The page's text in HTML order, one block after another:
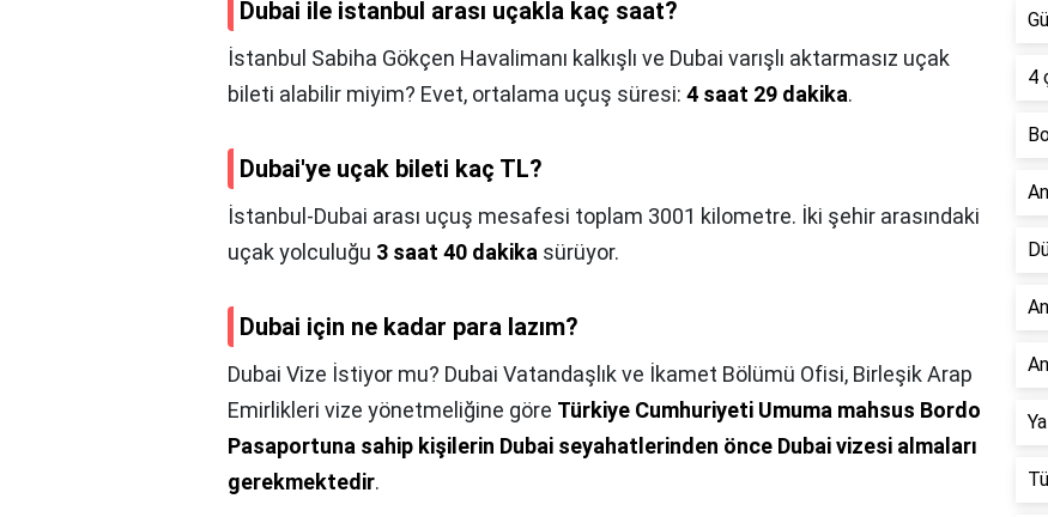
Dubai ile istanbul arası uçakla kaç saat?
İstanbul Sabiha Gökçen Havalimanı kalkışlı ve Dubai varışlı aktarmasız uçak
bileti alabilir miyim? Evet, ortalama uçuş süresi: 4 saat 29 dakika.
Dubai'ye uçak bileti kaç TL?
İstanbul-Dubai arası uçuş mesafesi toplam 3001 kilometre. İki şehir arasındaki
uçak yolculuğu 3 saat 40 dakika sürüyor.
Dubai için ne kadar para lazım?
Dubai Vize İstiyor mu? Dubai Vatandaşlık ve İkamet Bölümü Ofisi, Birleşik Arap
Emirlikleri vize yönetmeliğine göre Türkiye Cumhuriyeti Umuma mahsus Bordo
Pasaportuna sahip kişilerin Dubai seyahatlerinden önce Dubai vizesi almaları
gerekmektedir.
4